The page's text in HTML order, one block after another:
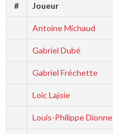
# Joueur
Antoine Michaud
Gabriel Dubé
Gabriel Fréchette
Loic Lajoie
Louis-Philippe Dionne